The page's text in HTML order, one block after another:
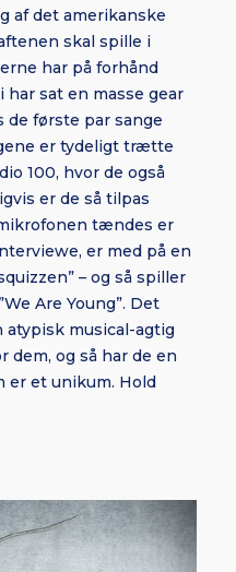
af det amerikanske
skal spille i
har på forhånd
har sat en masse gear
de første par sange
er tydeligt trætte
100, hvor de også
er de så tilpas
tændes er
er med på en
– og så spiller
Are Young”. Det
atypisk musical-agtig
dem, og så har de en
er et unikum. Hold